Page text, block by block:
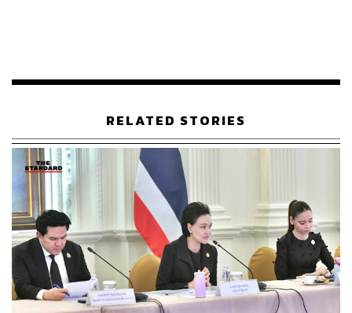
เติบโตต่อเนื่อง 9 เดือนติดต่อกัน มีสินค้าสำคัญ ได้แก่ สินค้าที่
เหล็ก เหล็กกล้า และผลิตภัณฑ์ อัญมณีและเครื่องประดับ แผง
วงจรไฟฟ้าคอมพิวเตอร์อุปกรณ์และส่วนประกอบ
ทั้งนี้ ตลาดส่งออกของไทยที่ขยายตัวดีในเดือนที่ผ่านมา
ประกอบด้วย เอเชียใต้ขยายตัว 66% อาเซียนขยายตัว 55.1%
ตะวันออกกลางขยายตัว 40.7% เกาหลีใต้ขยายตัว 30.6%
สหภาพยุโรปขยายตัว 30.2% รัสเซียและกลุ่มประเทศ CSI
ขยายตัว 27.3% จีนขยายตัว 24.3% สหรัฐอเมริกาขยายตัว
20.5% และแอฟริกาขยายตัว 18.4%
RELATED STORIES